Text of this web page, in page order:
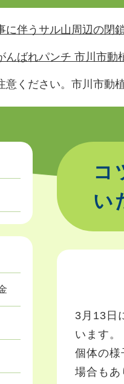
に伴うサル山周辺の閉
んばれパンチ 市川市
意ください。市川市動
コ
い
3月13日
います。
個体の様
場合もあ